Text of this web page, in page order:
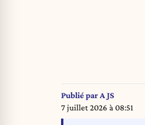
Publié par A JS
7 juillet 2026 à 08:51